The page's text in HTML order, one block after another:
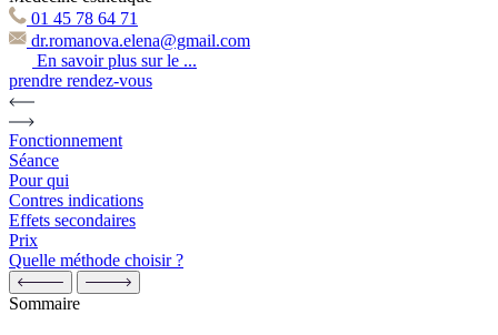
01 45 78 64 71
dr.romanova.elena@gmail.com
En savoir plus sur le ...
prendre rendez-vous
Fonctionnement
Séance
Pour qui
Contres indications
Effets secondaires
Prix
Quelle méthode choisir ?
Sommaire